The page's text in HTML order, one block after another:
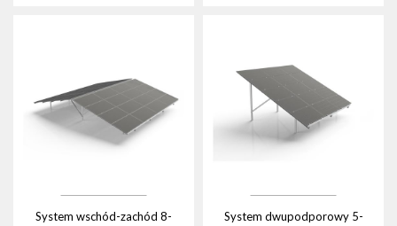
System wschód-zachód 8-
System dwupodporowy 5-